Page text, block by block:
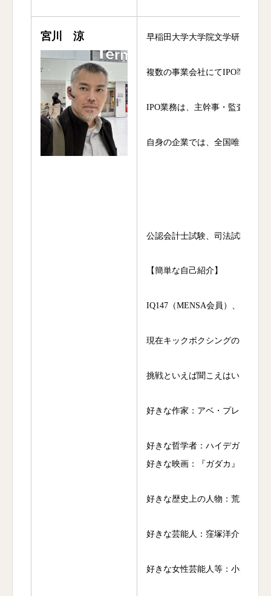
宮川 涼 早稲田大学大学院文学研究科哲
複数の事業会社にてIPO準備責
IPO業務は、主幹事・監査法人
自身の企業では、全国唯一のナ
公認会計士試験、司法試験短答
【簡単な自己紹介】
IQ147（MENSA会員）、AB型
現在キックボクシングのインス
挑戦といえば聞こえはいい。情
好きな作家：アベ・プレヴォー
好きな哲学者：ハイデガーやカ
好きな映画：『ガダカ』、『シ
好きな歴史上の人物：荒木村重
好きな芸能人：窪塚洋介、役所
好きな女性芸能人等：小倉ゆず